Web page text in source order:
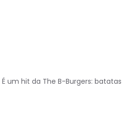
É um hit da The B-Burgers: batatas